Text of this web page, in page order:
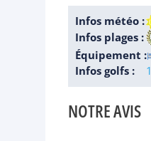
Infos météo :
Infos plages :
Équipement :
Infos golfs :
1
NOTRE AVIS